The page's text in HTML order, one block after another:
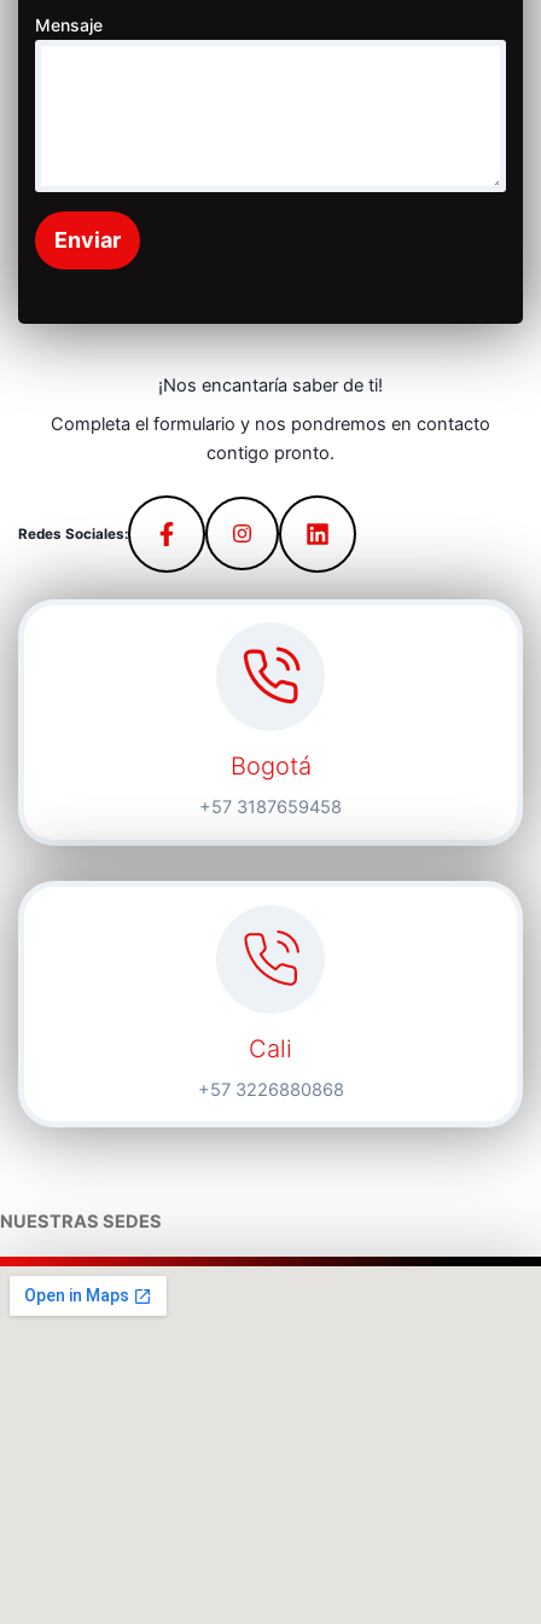
Mensaje
Enviar
¡Nos encantaría saber de ti!
Completa el formulario y nos pondremos en contacto
contigo pronto.
Redes Sociales:
Bogotá
+57 3187659458
Cali
+57 3226880868
NUESTRAS SEDES